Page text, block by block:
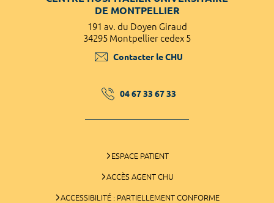
DE MONTPELLIER
191 av. du Doyen Giraud
34295 Montpellier cedex 5
Contacter le CHU
04 67 33 67 33
ESPACE PATIENT
ACCÈS AGENT CHU
ACCESSIBILITÉ : PARTIELLEMENT CONFORME